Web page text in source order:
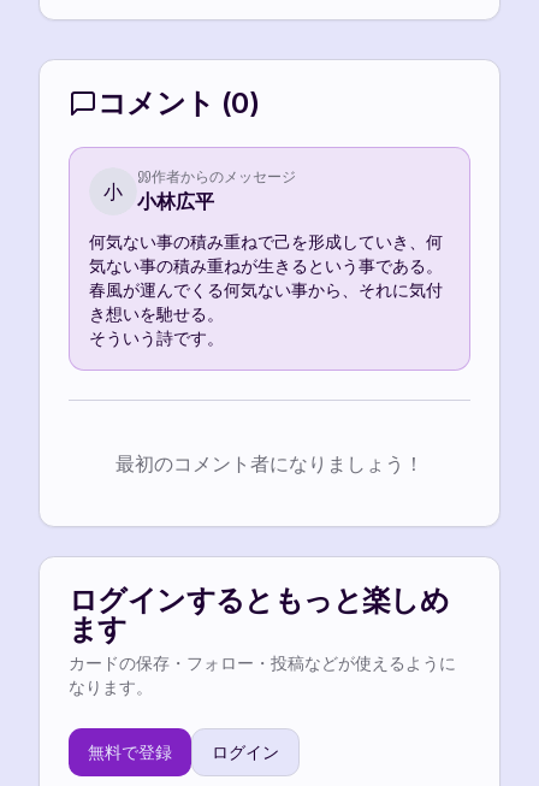
呼吸をする事と同じであるのだ
コメント (0)
小
作者からのメッセージ
小林広平
何気ない事の積み重ねで己を形成していき、何
気ない事の積み重ねが生きるという事である。
春風が運んでくる何気ない事から、それに気付
き想いを馳せる。
そういう詩です。
最初のコメント者になりましょう！
ログインするともっと楽しめ
ます
カードの保存・フォロー・投稿などが使えるように
なります。
無料で登録 ログイン